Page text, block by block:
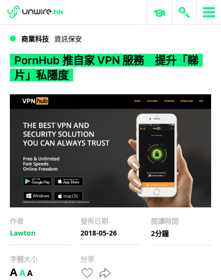
WWDC 2026 ERP 與商業 AI
商業科技 資訊保安
PornHub 推自家 VPN 服務 提升「睇
片」私隱度
作者
Lawton
發佈日期
2018-05-26
閱讀時間
2分鐘
字體大小
AAA
分享